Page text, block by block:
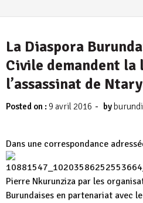
La Diaspora
Civile demandent la
l’assassinat de
Posted on :9 avril 2016 - by
Dans une correspondance
Pierre Nkurunziza par les
Burundaises en partenariat avec